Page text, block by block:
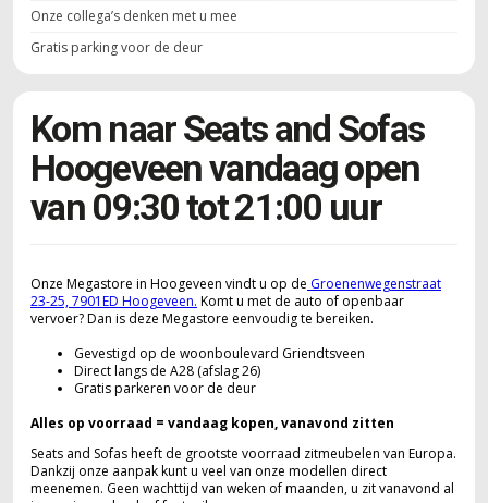
Onze collega’s denken met u mee
Gratis parking voor de deur
Kom naar Seats and Sofas
Hoogeveen vandaag open
van 09:30 tot 21:00 uur
Onze Megastore in Hoogeveen vindt u op de Groenenwegenstraat
23-25, 7901ED Hoogeveen. Komt u met de auto of openbaar
vervoer? Dan is deze Megastore eenvoudig te bereiken.
Gevestigd op de woonboulevard Griendtsveen
Direct langs de A28 (afslag 26)
Gratis parkeren voor de deur
Alles op voorraad = vandaag kopen, vanavond zitten
Seats and Sofas heeft de grootste voorraad zitmeubelen van Europa.
Dankzij onze aanpak kunt u veel van onze modellen direct
meenemen. Geen wachttijd van weken of maanden, u zit vanavond al